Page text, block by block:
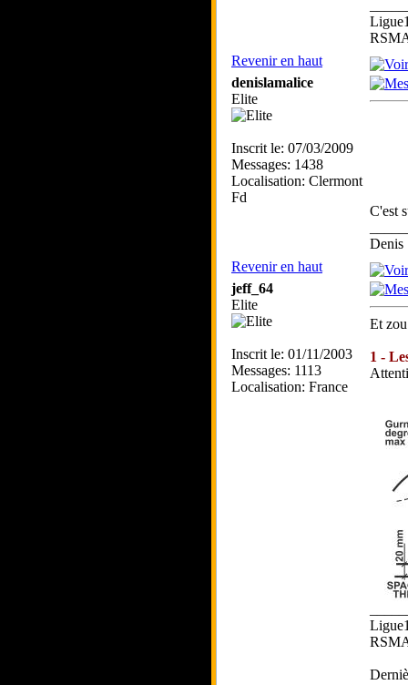
Revenir en haut
denislamalice
Elite
Inscrit le: 07/03/2009
Messages: 1438
Localisation: Clermont
Fd
C'est
Denis
Revenir en haut
jeff_64
Elite
Inscrit le: 01/11/2003
Messages: 1113
Localisation: France
Et
1 -